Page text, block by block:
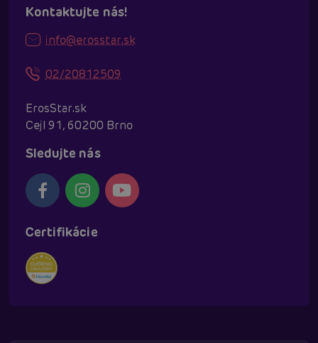
Kontaktujte nás!
info@erosstar.sk
02/20812509
ErosStar.sk
Cejl 91, 60200 Brno
Sledujte nás
Certifikácie